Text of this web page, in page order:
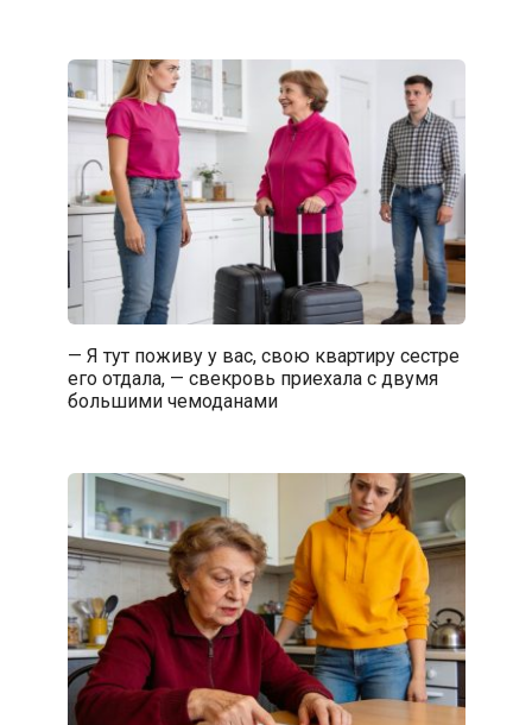
— Я тут поживу у вас, свою квартиру сестре
его отдала, — свекровь приехала с двумя
большими чемоданами